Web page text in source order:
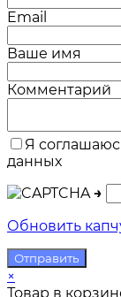
Email
Ваше имя
Комментарий
Я
данных
→
Обновить
×
Товар в